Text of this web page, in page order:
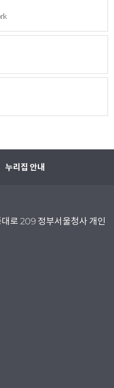
누리집 안내
로 209 정부서울청사 개인